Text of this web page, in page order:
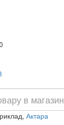
Актара